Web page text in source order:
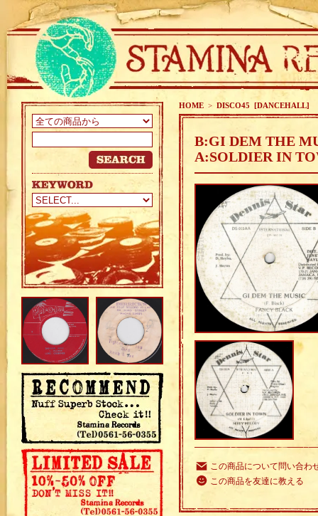
HOME > DISCO45 [DANCEHALL]
B:GI DEM THE
A:SOLDIER IN
この商品について問い合わ
この商品を友達に教える